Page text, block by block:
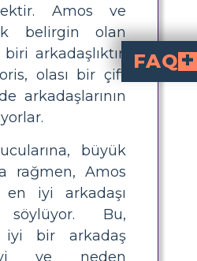
Amos ve
belirgin olan
arkadaşlıktır.
olası bir çift
arkadaşlarının
büyük
rağmen, Amos
iyi arkadaşı
söylüyor. Bu,
iyi bir arkadaş
ve neden
FAQ